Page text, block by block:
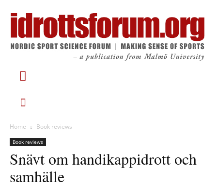
Home Book reviews
Book reviews
Snävt om handikappidrott och
samhälle